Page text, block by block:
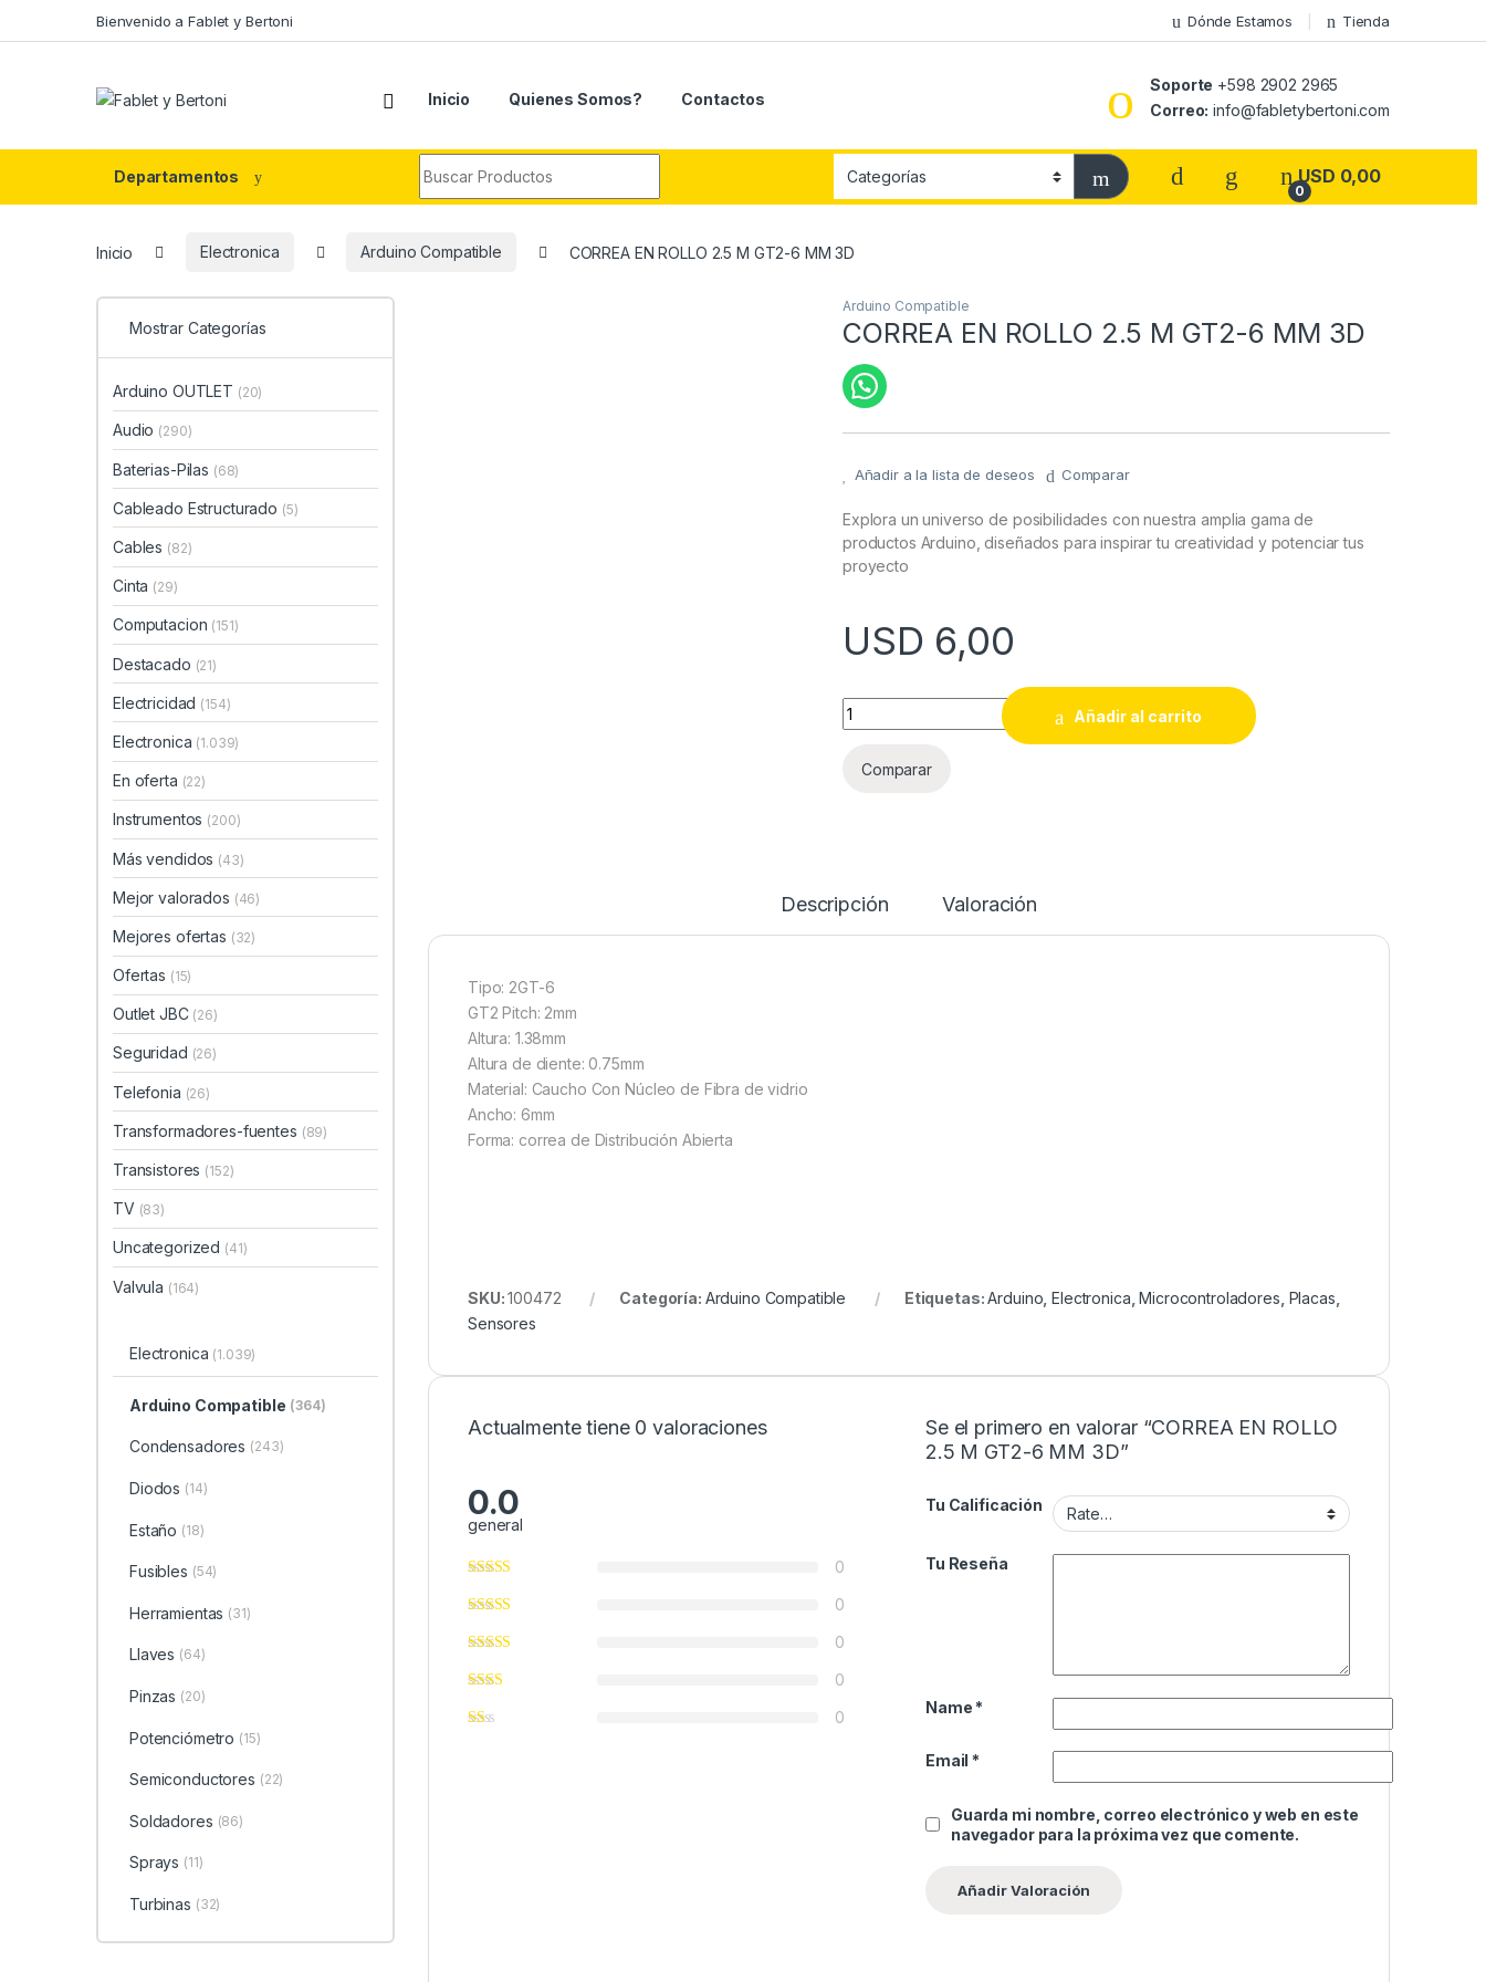
Bienvenido a Fablet y Bertoni Dónde Estamos Tienda
Inicio Quienes Somos? Contactos
Soporte +598 2902 2965
Correo: info@fabletybertoni.com
Departamentos
0
USD 0,00
Inicio Electronica Arduino Compatible CORREA EN ROLLO 2.5 M GT2-6 MM 3D
Arduino Compatible
CORREA EN ROLLO 2.5 M GT2-6 MM 3D
Añadir a la lista de deseos Comparar
Explora un universo de posibilidades con nuestra amplia gama de
productos Arduino, diseñados para inspirar tu creatividad y potenciar tus
proyecto
USD 6,00
CORREA EN ROLLO 2.5 M GT2-6 MM 3D quantity
Añadir al carrito
Comparar
Descripción Valoración
Tipo: 2GT-6
GT2 Pitch: 2mm
Altura: 1.38mm
Altura de diente: 0.75mm
Material: Caucho Con Núcleo de Fibra de vidrio
Ancho: 6mm
Forma: correa de Distribución Abierta
SKU:100472 Categoría: Arduino Compatible Etiquetas:Arduino, Electronica, Microcontroladores, Placas,
Sensores
Actualmente tiene 0 valoraciones
0.0
general
0
0
0
0
0
Se el primero en valorar “CORREA EN ROLLO
2.5 M GT2-6 MM 3D”
Tu Calificación
Tu Reseña
Name *
Email *
Guarda mi nombre, correo electrónico y web en este
navegador para la próxima vez que comente.
Mostrar Categorías
Arduino OUTLET (20)
Audio (290)
Baterias-Pilas (68)
Cableado Estructurado (5)
Cables (82)
Cinta (29)
Computacion (151)
Destacado (21)
Electricidad (154)
Electronica (1.039)
En oferta (22)
Instrumentos (200)
Más vendidos (43)
Mejor valorados (46)
Mejores ofertas (32)
Ofertas (15)
Outlet JBC (26)
Seguridad (26)
Telefonia (26)
Transformadores-fuentes (89)
Transistores (152)
TV (83)
Uncategorized (41)
Valvula (164)
Electronica (1.039)
Arduino Compatible (364)
Condensadores (243)
Diodos (14)
Estaño (18)
Fusibles (54)
Herramientas (31)
Llaves (64)
Pinzas (20)
Potenciómetro (15)
Semiconductores (22)
Soldadores (86)
Sprays (11)
Turbinas (32)